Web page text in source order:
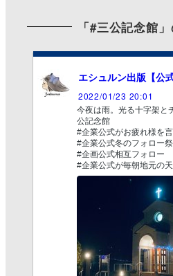
「#三公記念館
エシュルン出版【公式
2022/01/23 20:01
今夜は雨。光る十字架と
公記念館
#企業公式がお疲れ様を
#企業公式冬のフォロー祭
#企画公式相互フォロー
#企業公式が毎朝地元の